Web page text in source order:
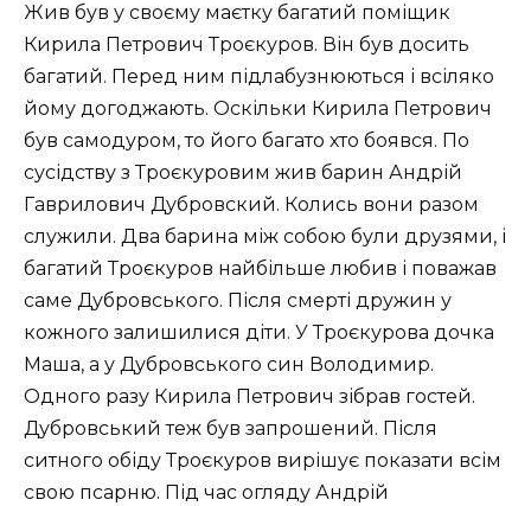
Жив був у своєму маєтку багатий поміщик
Кирила Петрович Троєкуров. Він був досить
багатий. Перед ним підлабузнюються і всіляко
йому догоджають. Оскільки Кирила Петрович
був самодуром, то його багато хто боявся. По
сусідству з Троєкуровим жив барин Андрій
Гаврилович Дубровский. Колись вони разом
служили. Два барина між собою були друзями, і
багатий Троєкуров найбільше любив і поважав
саме Дубровського. Після смерті дружин у
кожного залишилися діти. У Троєкурова дочка
Маша, а у Дубровського син Володимир.
Одного разу Кирила Петрович зібрав гостей.
Дубровський теж був запрошений. Після
ситного обіду Троєкуров вирішує показати всім
свою псарню. Під час огляду Андрій